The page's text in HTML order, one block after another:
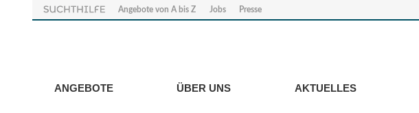
Angebote von A bis Z Jobs Presse
ANGEBOTE ÜBER UNS AKTUELLES